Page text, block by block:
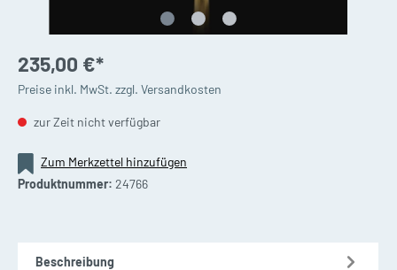
235,00 €*
Preise inkl. MwSt. zzgl. Versandkosten
zur Zeit nicht verfügbar
Zum Merkzettel hinzufügen
Produktnummer: 24766
Beschreibung